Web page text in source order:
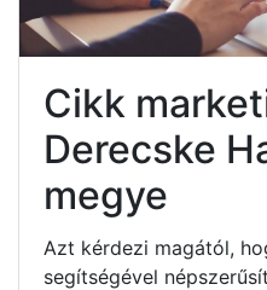
Cikk
Derecske
megye
Azt kérdezi magától,
segítségével